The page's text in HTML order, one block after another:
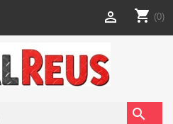
shopping_cart (0)

search